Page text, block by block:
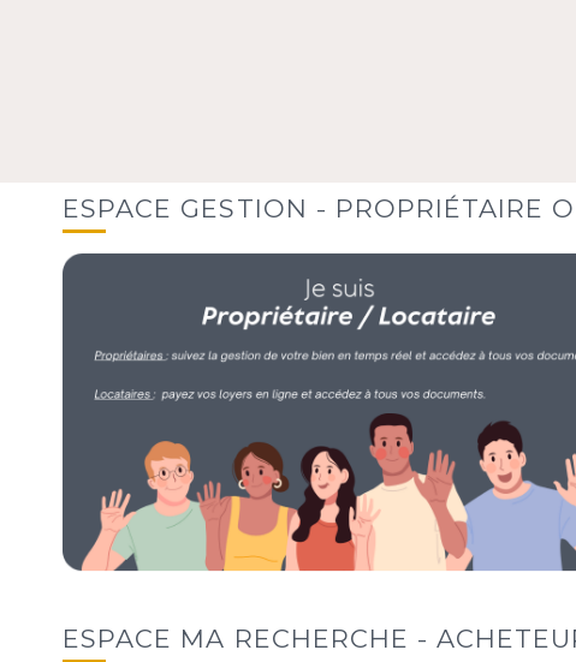
ESPACE GESTION - PROPRIÉTAIRE
ESPACE MA RECHERCHE -